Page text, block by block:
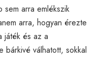
arra emlékszik
arra, hogyan érezte
játék és az a
válhatott, sokkal